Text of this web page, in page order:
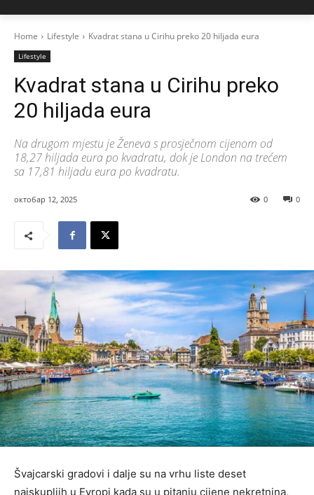
Home Lifestyle Kvadrat stana u Cirihu preko 20 hiljada eura
Lifestyle
Kvadrat stana u Cirihu preko
20 hiljada eura
Na drugom mjestu je Ženeva s prosječnom cijenom od
18,27 hiljada eura po kvadratu, dok je London na trećem
sa 17,81 hiljadu eura po kvadratu.
октобар 12, 2025 0
0
Švajcarski gradovi i dalje su na vrhu liste deset
najskupljih u Evropi kada su u pitanju cijene nekretnina,